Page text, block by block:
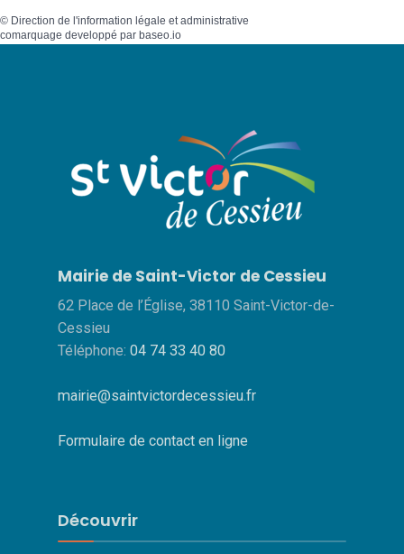
© Direction de l'information légale et administrative
comarquage developpé par baseo.io
Mairie de Saint-Victor de Cessieu
62 Place de l’Église, 38110 Saint-Victor-de-
Cessieu
Téléphone: 04 74 33 40 80
mairie@saintvictordecessieu.fr
Formulaire de contact en ligne
Découvrir